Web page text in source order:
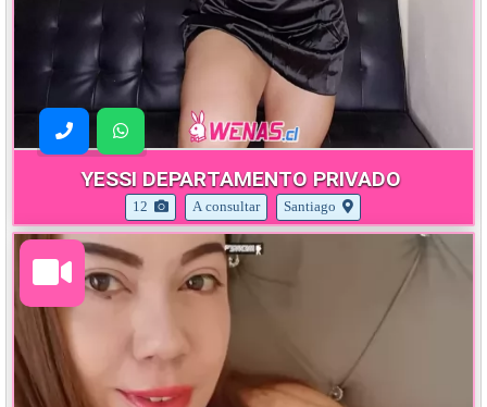
YESSI DEPARTAMENTO PRIVADO
12 A consultar Santiago